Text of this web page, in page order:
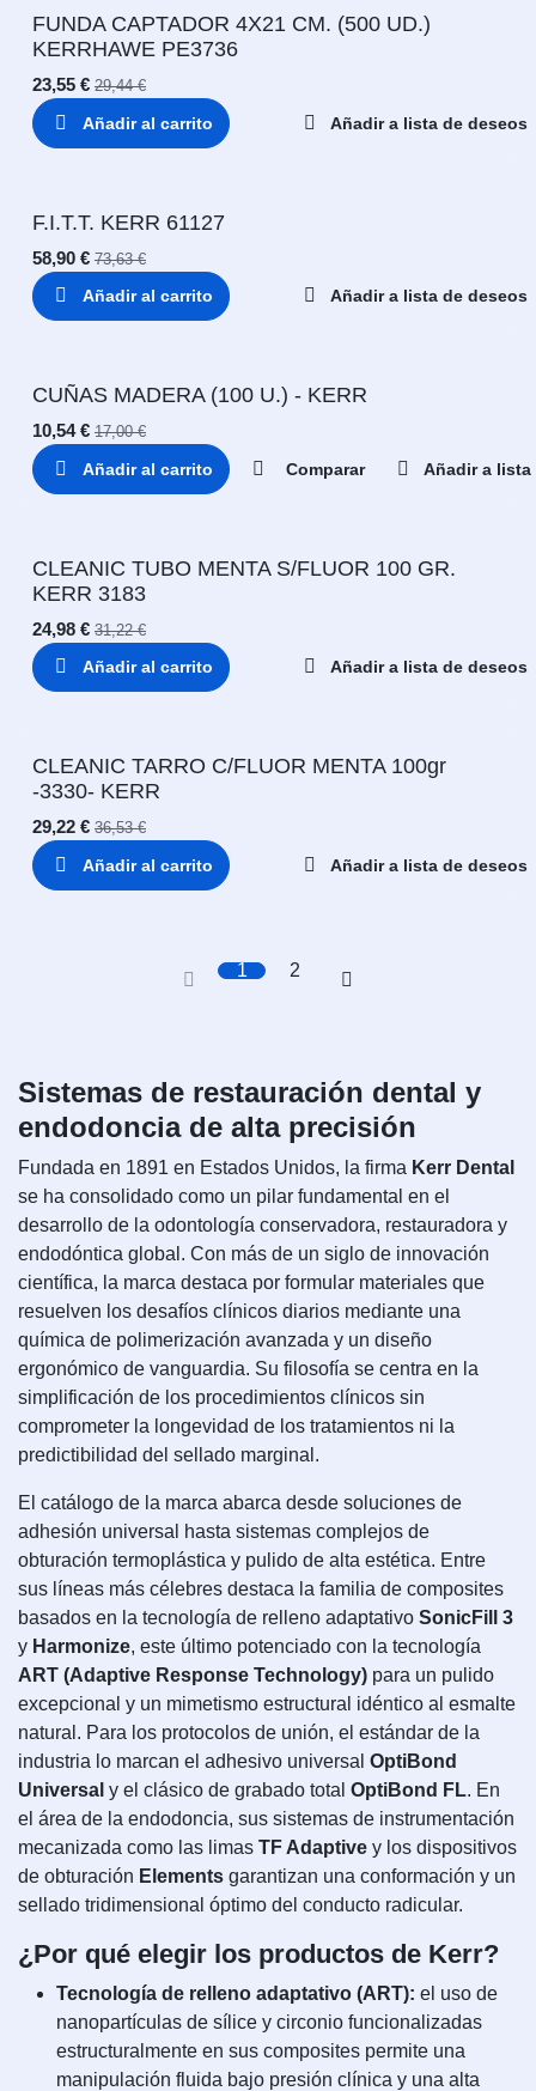
FUNDA CAPTADOR 4X21 CM. (500 UD.)
KERRHAWE PE3736
23,55 € 29,44€
Añadir al carrito Añadir a lista de deseos
F.I.T.T. KERR 61127
58,90 € 73,63€
Añadir al carrito Añadir a lista de deseos
CUÑAS MADERA (100 U.) - KERR
10,54€ 17,00€
Añadir al carrito Comparar Añadir a lista
CLEANIC TUBO MENTA S/FLUOR 100 GR.
KERR 3183
24,98 € 31,22€
Añadir al carrito Añadir a lista de deseos
CLEANIC TARRO C/FLUOR MENTA 100gr
-3330- KERR
29,22 € 36,53€
Añadir al carrito Añadir a lista de deseos
1 2
Sistemas de restauración dental y
endodoncia de alta precisión
Fundada en 1891 en Estados Unidos, la firma Kerr Dental
se ha consolidado como un pilar fundamental en el
desarrollo de la odontología conservadora, restauradora y
endodóntica global. Con más de un siglo de innovación
científica, la marca destaca por formular materiales que
resuelven los desafíos clínicos diarios mediante una
química de polimerización avanzada y un diseño
ergonómico de vanguardia. Su filosofía se centra en la
simplificación de los procedimientos clínicos sin
comprometer la longevidad de los tratamientos ni la
predictibilidad del sellado marginal.
El catálogo de la marca abarca desde soluciones de
adhesión universal hasta sistemas complejos de
obturación termoplástica y pulido de alta estética. Entre
sus líneas más célebres destaca la familia de composites
basados en la tecnología de relleno adaptativo SonicFill 3
y Harmonize, este último potenciado con la tecnología
ART (Adaptive Response Technology) para un pulido
excepcional y un mimetismo estructural idéntico al esmalte
natural. Para los protocolos de unión, el estándar de la
industria lo marcan el adhesivo universal OptiBond
Universal y el clásico de grabado total OptiBond FL. En
el área de la endodoncia, sus sistemas de instrumentación
mecanizada como las limas TF Adaptive y los dispositivos
de obturación Elements garantizan una conformación y un
sellado tridimensional óptimo del conducto radicular.
¿Por qué elegir los productos de Kerr?
Tecnología de relleno adaptativo (ART): el uso de
nanopartículas de sílice y circonio funcionalizadas
estructuralmente en sus composites permite una
manipulación fluida bajo presión clínica y una alta